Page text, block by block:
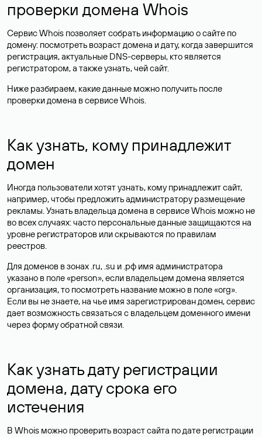
проверки домена Whois
Сервис Whois позволяет собрать информацию о сайте по
домену: посмотреть возраст домена и дату, когда завершится
регистрация, актуальные DNS-серверы, кто является
регистратором, а также узнать, чей сайт.
Ниже разбираем, какие данные можно получить после
проверки домена в сервисе Whois.
Как узнать, кому принадлежит
домен
Иногда пользователи хотят узнать, кому принадлежит сайт,
например, чтобы предложить администратору размещение
рекламы. Узнать владельца домена в сервисе Whois можно не
во всех случаях: часто персональные данныезащищаются на
уровне регистраторов или скрываются по правилам
реестров.
Для доменов в зонах .ru, .su и .рф имя администратора
указано в поле «person», если владельцем домена является
организация, то посмотреть название можно в поле «org».
Если вы не знаете, на чье имя зарегистрирован домен, сервис
дает возможность связаться с владельцем доменного имени
через форму обратной связи.
Как узнать дату регистрации
домена, дату срока его
истечения
В Whois можно проверить возраст сайта по дате регистрации